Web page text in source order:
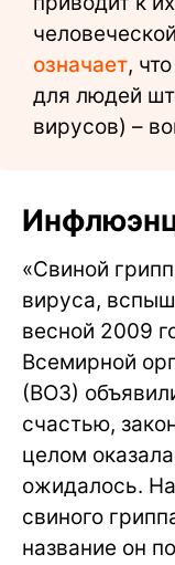
означает,
для людей
вирусов) –
«Свиной
вируса,
весной 2009
Всемирной
(ВОЗ)
счастью,
целом
ожидалось.
свиного
название он